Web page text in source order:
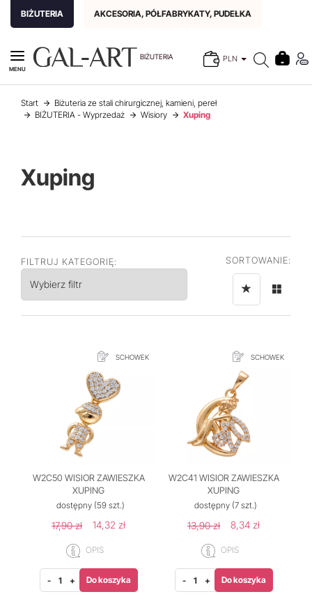
BIŻUTERIA AKCESORIA, PÓŁFABRYKATY, PUDEŁKA
BIŻUTERIA PLN
MENU
Start
Biżuteria ze stali chirurgicznej, kamieni, pereł
BIŻUTERIA - Wyprzedaż
Wisiory Xuping
Xuping
FILTRUJ KATEGORIĘ:
Wybierz filtr
SORTOWANIE:
SCHOWEK
W2C50 WISIOR ZAWIESZKA
XUPING
dostępny(59 szt.)
17,90 zł 14,32 zł
OPIS
- + Do koszyka
SCHOWEK
W2C41 WISIOR ZAWIESZKA
XUPING
dostępny(7 szt.)
13,90 zł 8,34 zł
OPIS
- + Do koszyka